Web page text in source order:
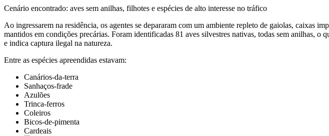
Cenário encontrado: aves sem anilhas, filhotes e espécies de alto interesse no tráfico
Ao ingressarem na residência, os agentes se depararam com um ambiente repleto de gaiolas, caixas
mantidos em condições precárias. Foram identificadas 81 aves silvestres nativas, todas sem anilhas, o
e indica captura ilegal na natureza.
Entre as espécies apreendidas estavam:
Canários-da-terra
Sanhaços-frade
Azulões
Trinca-ferros
Coleiros
Bicos-de-pimenta
Cardeais